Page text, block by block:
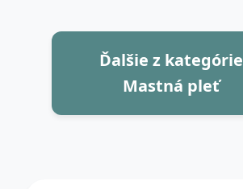
Ďalšie z kategórie
Mastná pleť